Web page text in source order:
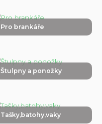
Pro brankáře
Štulpny a ponožky
Tašky,batohy,vaky